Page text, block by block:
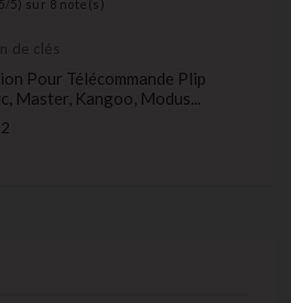
/ 5) sur 8 note(s)
clés
Pour Télécommande Plip
Master, Kangoo, Modus...